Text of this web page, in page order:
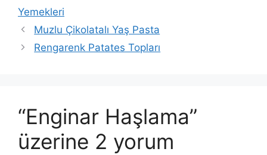
Yemekleri
Muzlu Çikolatalı Yaş Pasta
Rengarenk Patates Topları
“Enginar Haşlama”
üzerine 2 yorum